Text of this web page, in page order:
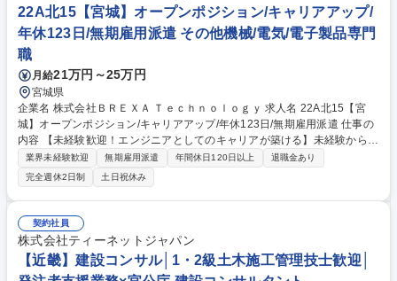
共有体制あり！ ◎設計・施工図作成など、上流工程へのステップアップも
支援！ ◎ プロジェクト先は本人の希望を最大限考慮／社内フォロー専門
部署による定期面談あり！ 募集職種 【宮城/プラント施工管理】業界トッ
プクラス/年休120日/常用型の有期雇用派遣
22A北15【宮城】オープンポジション/キャリアアップ/
年休123日/無期雇用派遣 その他機械/電気/電子製品専門
職
月給21万円～25万円
宮城県
企業名 株式会社ＢＲＥＸＡ Ｔｅｃｈｎｏｌｏｇｙ 求人名 22A北15【宮
城】オープンポジション/キャリアアップ/年休123日/無期雇用派遣 仕事の
内容 【未経験歓迎！エンジニアとしてのキャリアが築ける】未経験からで
も安心してエンジニアとしてのキャリアをスタートできるよう多様な相談
窓口を用意しています。 【どんな仕事？】『機械や電気分野のエンジニア
職』として、製品が正常に機能するかのテストや工場設備のメンテナンス
などのモノづくりの基礎に関わる業務から携わっていただきます。 【未経
験でも安心の育成・研修制度】 未経験から2～3年でエンジニアとして独
り立ち！中途未経験入社多数。未経験案件に特化してきたからこそ、顧客
協力での育成基盤やエンジニアとして踏み出せる環境があります。 募集職
種 22A北15【宮城】オープンポジション/キャリアアップ/年休123日/無期
業界未経験歓迎 無期雇用派遣 年間休日120日以上
退職金あり
完全週休2日制
土日祝休み
契約社員
株式会社ティーネットジャパン
【近畿】建設コンサル│1・2級土木施工管理技士歓迎│